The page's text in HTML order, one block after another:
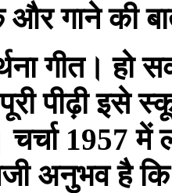
गाने की
गीत। हो
पूरी पीढ़ी
चर्चा
अनुभव है